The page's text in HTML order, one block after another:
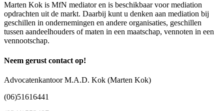
Marten Kok is MfN mediator en is beschikbaar voor mediation
opdrachten uit de markt. Daarbij kunt u denken aan mediation bij
geschillen in ondernemingen en andere organisaties, geschillen
tussen aandeelhouders of maten in een maatschap, vennoten in een
vennootschap.
Neem gerust contact op!
Advocatenkantoor M.A.D. Kok (Marten Kok)
(06)51616441